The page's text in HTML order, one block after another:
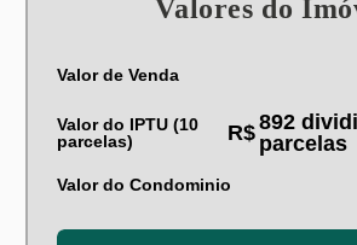
Valores do
Valor de Venda
Valor do IPTU (10
parcelas)
R$892
parcelas
Valor do Condominio